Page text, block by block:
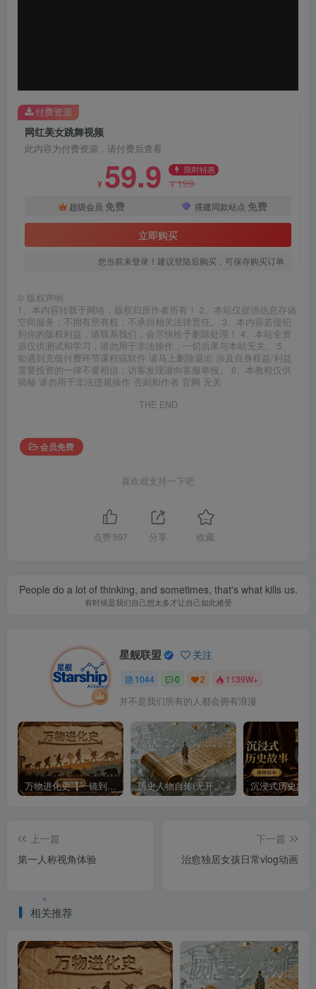
网红美女跳舞视频
此内容为付费资源，请付费后查看
¥ 59.9 限时特惠
¥199
超级会员 免费 搭建同款站点 免费
立即购买
您当前未登录！建议登陆后购买，可保存购买订单
付费资源
© 版权声明
1、本内容转载于网络，版权归原作者所有！ 2、本站仅提供信息存储
空间服务，不拥有所有权，不承担相关法律责任。 3、本内容若侵犯
到你的版权利益，请联系我们，会尽快给予删除处理！ 4、本站全资
源仅供测试和学习，请勿用于非法操作，一切后果与本站无关。 5、
如遇到充值付费环节课程或软件 请马上删除退出 涉及自身权益/利益
需要投资的一律不要相信，访客发现请向客服举报。 6、本教程仅供
揭秘 请勿用于非法违规操作 否则和作者 官网 无关
THE END
会员免费
喜欢就支持一下吧
点赞 597 分享 收藏
People do a lot of thinking, and sometimes, that's what kills us.
有时候是我们自己想太多才让自己如此难受
星舰联盟 关注
1044 0 2 1139W+
并不是我们所有的人都会拥有浪漫
万物进化史【一镜到底】 历史人物自传(无开头模板)
上一篇
第一人称视角体验
下一篇
治愈独居女孩日常vlog动画
相关推荐